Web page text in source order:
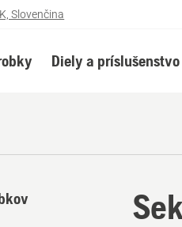
Slovenčina
Diely a príslušenstvo